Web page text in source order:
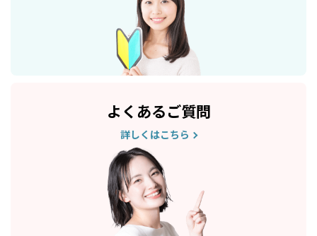
よくあるご質問
詳しくはこちら